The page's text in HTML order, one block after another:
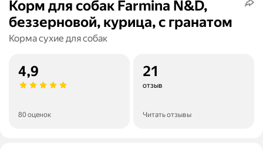
Корм для собак Farmina N&D,
беззерновой, курица, с гранатом
Корма сухие для собак
4,9
80 оценок
21
отзыв
Читать отзывы